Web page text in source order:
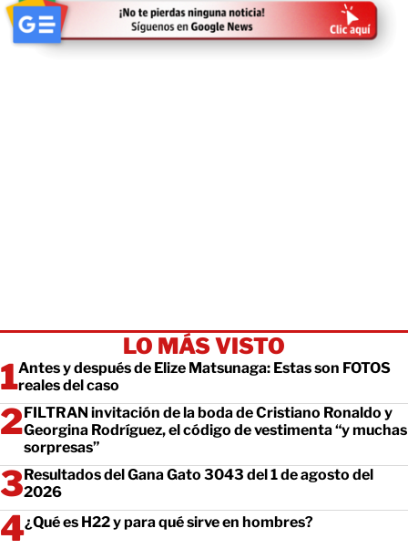
LO MÁS VISTO
Antes y después de Elize Matsunaga: Estas son FOTOS
reales del caso
FILTRAN invitación de la boda de Cristiano Ronaldo y
Georgina Rodríguez, el código de vestimenta “y muchas
sorpresas”
Resultados del Gana Gato 3043 del 1 de agosto del
2026
¿Qué es H22 y para qué sirve en hombres?